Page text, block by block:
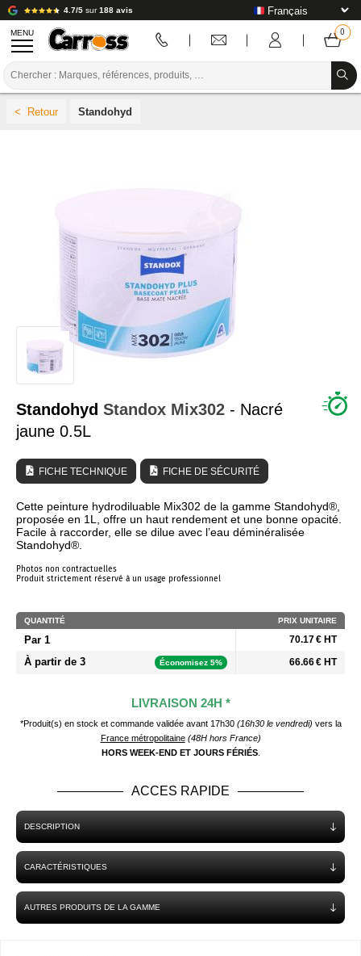
4.7/5 sur188 avis
MENU
OUTILLAGE CARROSSERIE
ÉQUIPEMENT ATELIER CARROSSERIE
INSTALLATION LABO
TUTORIEL & CONSEILS
Standohyd
Standohyd Standox Mix302 - Nacré
jaune 0.5L
FICHE TECHNIQUE FICHE DE SÉCURITÉ
Cette peinture hydrodiluable Mix302 de la gamme Standohyd®,
proposée en 1L, offre un haut rendement et une bonne opacité.
Facile à raccorder, elle se dilue avec l’eau déminéralisée
Standohyd®.
Photos non contractuelles
Produit strictement réservé à un usage professionnel
QUANTITÉ PRIX UNITAIRE
Par 1 70.17 € HT
À partir de 3 Économisez 5% 66.66 € HT
LIVRAISON 24H *
*Produit(s) en stock et commande validée avant 17h30 (16h30 le vendredi) vers la
France métropolitaine (48H hors France)
HORS WEEK-END ET JOURS FÉRIÉS.
ACCES RAPIDE
DESCRIPTION
CARACTÉRISTIQUES
AUTRES PRODUITS DE LA GAMME